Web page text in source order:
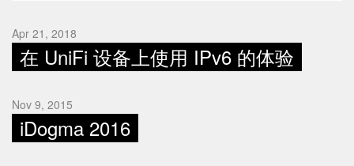
Apr 21, 2018
在 UniFi 设备上使用 IPv6 的体验
Nov 9, 2015
iDogma 2016